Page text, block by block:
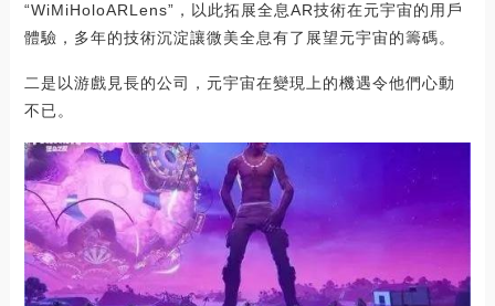
“WiMiHoloARLens”，以此拓展全息AR技術在元宇宙的用戶
體驗，多年的技術沉淀讓微美全息有了展望元宇宙的籌碼。
二是以游戲見長的公司，元宇宙在變現上的機遇令他們心動
不已。